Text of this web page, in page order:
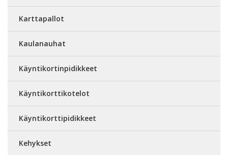
Karttapallot
Kaulanauhat
Käyntikortinpidikkeet
Käyntikorttikotelot
Käyntikorttipidikkeet
Kehykset